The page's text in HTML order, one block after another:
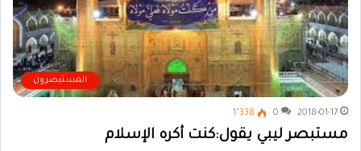
المستبصرون
2018-01-17
0 1٬338
مستبصر ليبي يقول:كنت أكره الإسلام